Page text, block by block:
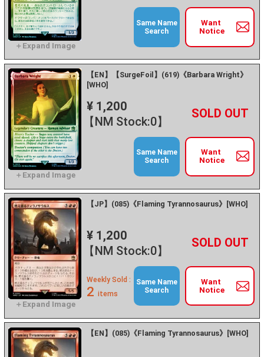
Want
Notice
Same Name
Search
【EN】【SurgeFoil】(619)《Barbara Wright》
[WHO]
¥ 1,200
【NM Stock:0】
－ +
Want
Notice
Same Name
Search
【JP】(085)《Flaming Tyrannosaurus》[WHO]
¥ 1,200
【NM Stock:0】
－ +
Want
Notice
Weekly Sold :
2 items
Same Name
Search
【EN】(085)《Flaming Tyrannosaurus》[WHO]